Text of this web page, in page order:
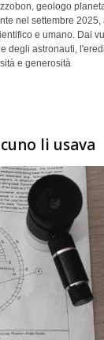
geologo
nel settembre
e umano. Dai
degli astronauti,
e generosità
li usava